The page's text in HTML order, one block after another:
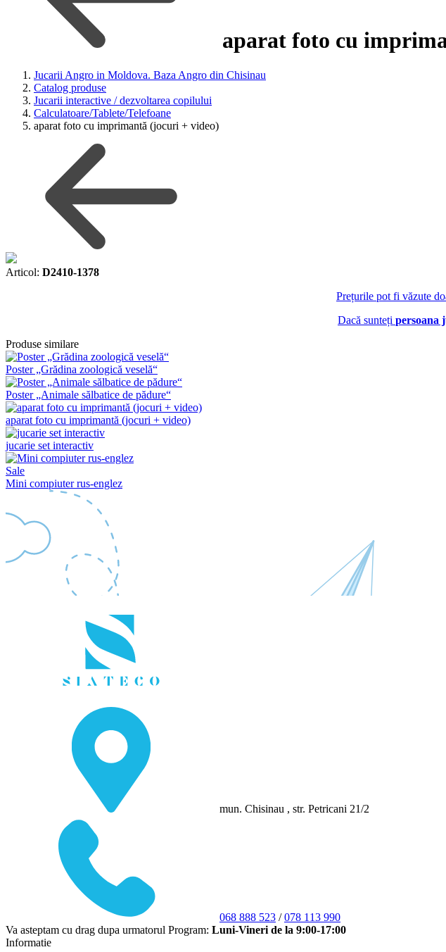
aparat foto cu
Jucarii Angro in Moldova. Baza Angro din Chisinau
Catalog produse
Jucarii interactive / dezvoltarea copilului
Calculatoare/Tablete/Telefoane
aparat foto cu imprimantă (jocuri + video)
Articol: D2410-1378
Prețurile pot fi văzute
Dacă sunteți persoana
Produse similare
Poster „Grădina zoologică veselă“
Poster „Animale sălbatice de pădure“
aparat foto cu imprimantă (jocuri + video)
jucarie set interactiv
Sale
Mini compiuter rus-englez
mun. Chisinau , str. Petricani 21/2
068 888 523 /078 113 990
Va asteptam cu drag dupa urmatorul Program: Luni-Vineri de la 9:00-17:00
Informatie